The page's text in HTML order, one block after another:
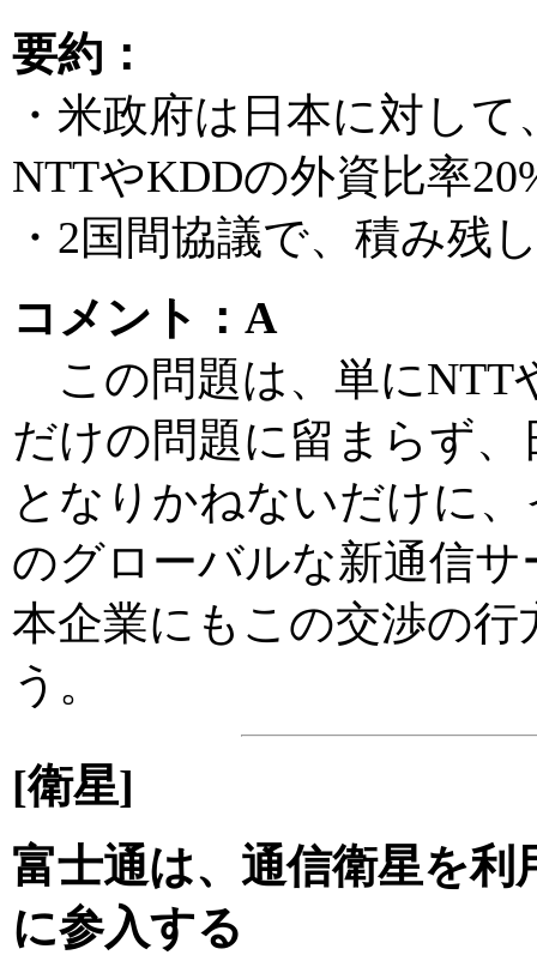
要約：
・米政府は日本に対し
NTTやKDDの外資比率
・2国間協議で、積み残
コメント：A
この問題は、単にNTT
だけの問題に留まらず
となりかねないだけに
のグローバルな新通信
本企業にもこの交渉の
う。
[衛星]
富士通は、通信衛星を
に参入する